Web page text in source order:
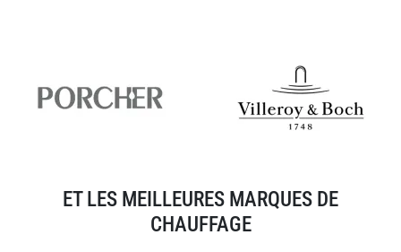
ET LES MEILLEURES MARQUES DE
CHAUFFAGE